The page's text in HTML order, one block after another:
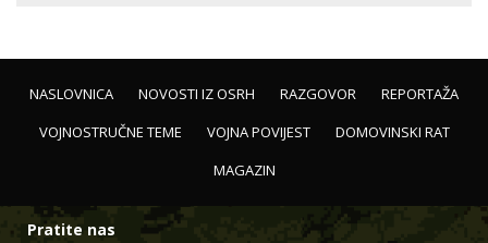
NASLOVNICA NOVOSTI IZ OSRH RAZGOVOR
REPORTAŽA
VOJNOSTRUČNE TEME
VOJNA POVIJEST
DOMOVINSKI RAT
MAGAZIN
Pratite nas